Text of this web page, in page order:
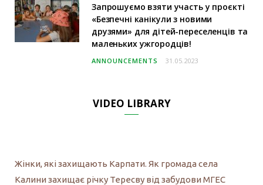
Запрошуємо взяти участь у проєкті
«Безпечні канікули з новими
друзями» для дітей-переселенців та
маленьких ужгородців!
ANNOUNCEMENTS 31.05.2023
VIDEO LIBRARY
Жінки, які захищають Карпати. Як громада села
Калини захищає річку Тересву від забудови МГЕС